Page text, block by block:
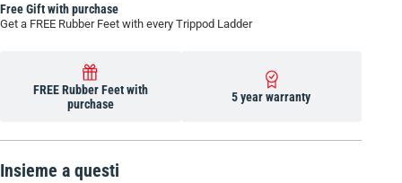
Free Gift with purchase
Get a FREE Rubber Feet with every Trippod Ladder
FREE Rubber Feet with
purchase
5 year warranty
Insieme a questi